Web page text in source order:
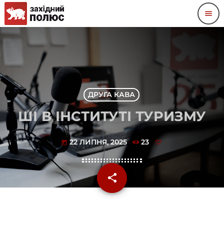
menu
ДРУГА КАВА
ШІ В ІНСТИТУТІ ТУРИЗМУ
today 22 ЛИПНЯ, 2025 23
share
email